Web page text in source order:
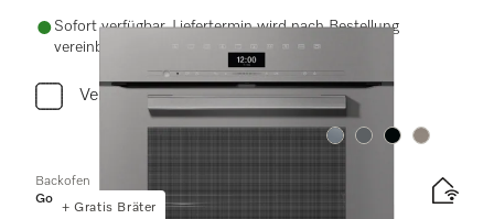
Sofort verfügbar. Liefertermin wird nach Bestellung
vereinbart.
Vergleichen
+ Gratis Bräter
Farbe:Farbe:Farbe:Farbe:
Backofen
Gold